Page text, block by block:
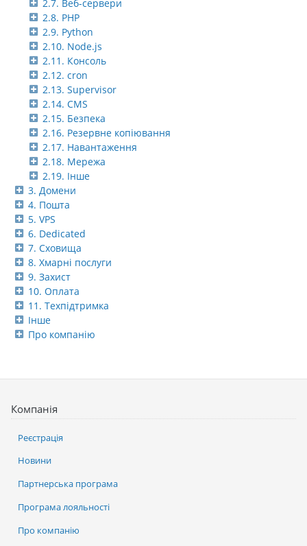
2.7. Веб-сервери
2.8. PHP
2.9. Python
2.10. Node.js
2.11. Консоль
2.12. cron
2.13. Supervisor
2.14. CMS
2.15. Безпека
2.16. Резервне копіювання
2.17. Навантаження
2.18. Мережа
2.19. Інше
3. Домени
4. Пошта
5. VPS
6. Dedicated
7. Сховища
8. Хмарні послуги
9. Захист
10. Оплата
11. Техпідтримка
Інше
Про компанію
Компанія
Реєстрація
Новини
Партнерська програма
Програма лояльності
Про компанію